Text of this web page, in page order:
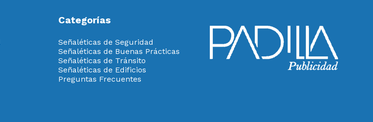
Categorías
Señaléticas de Seguridad
Señaléticas de Buenas Prácticas
Señaléticas de Tránsito
Señaléticas de Edificios
Preguntas Frecuentes